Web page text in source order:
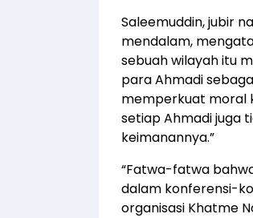
Saleemuddin, jubir
mendalam,
sebuah wilayah itu
para Ahmadi
memperkuat moral
setiap Ahmadi juga
keimanannya.”
“Fatwa-fatwa
dalam konferensi-
organisasi Khatme